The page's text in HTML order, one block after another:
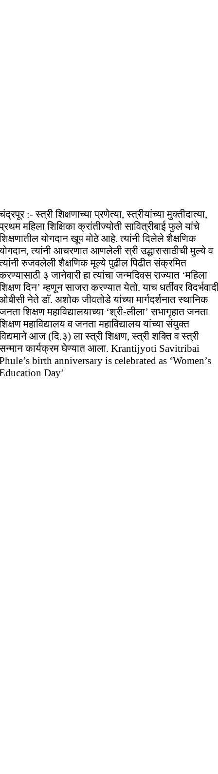
:- स्त्री शिक्षणाच्या प्रणेत्या, स्त्रीयांच्या मुक्तीदात्या,
महिला शिक्षिका क्रांतीज्योती सावित्रीबाई फुले यांचे
योगदान खूप मोठे आहे. त्यांनी दिलेले शैक्षणिक
त्यांनी आचरणात आणलेली स्री उद्धारासाठीची मुल्ये व
रुजवलेली शैक्षणिक मूल्ये पुढील पिढीत संक्रमित
३ जानेवारी हा त्यांचा जन्मदिवस राज्यात ‘महिला
दिन’ म्हणून साजरा करण्यात येतो. याच धर्तीवर
नेते डॉ. अशोक जीवतोडे यांच्या मार्गदर्शनात स्थानिक
शिक्षण महाविद्यालयाच्या ‘श्री-लीला’ सभागृहात जनता
महाविद्यालय व जनता महाविद्यालय यांच्या संयुक्त
आज (दि.३) ला स्त्री शिक्षण, स्त्री शक्ति व स्त्री
कार्यक्रम घेण्यात आला. Krantijyoti Savitribai
birth anniversary is celebrated as ‘Women’s
Day’